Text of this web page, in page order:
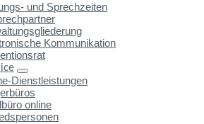
und Sprechzeiten
Kommunikation
Dienstleistungen
online